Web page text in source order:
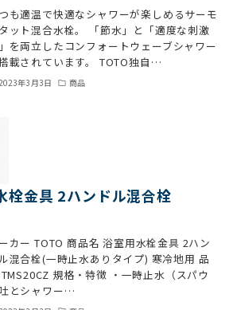
も適温で快適なシャワーが楽しめるサーモ
ット混合水栓。 「節水」と「適度な刺激
を両立したコンフォートウェーブシャワー
載されています。 TOTO独自…
年3月3日 商品
栓金具 2ハンドル混合栓
カー TOTO 商品名 浴室用水栓金具 2ハン
混合栓(一時止水ありタイプ) 寒冷地用 品
規格・特徴 ・一時止水（スパウ
とシャワー…